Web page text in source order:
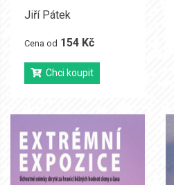
Jiří Pátek
Cena od 154 Kč
Chci koupit